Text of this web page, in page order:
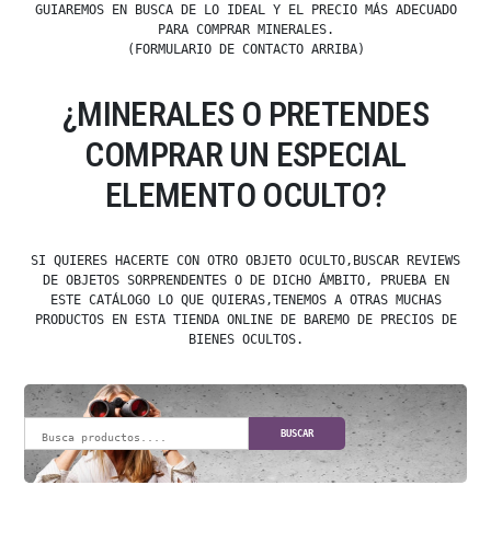
GUIAREMOS EN BUSCA DE LO IDEAL Y EL PRECIO MÁS ADECUADO
PARA COMPRAR MINERALES.
(FORMULARIO DE CONTACTO ARRIBA)
¿MINERALES O PRETENDES
COMPRAR UN ESPECIAL
ELEMENTO OCULTO?
SI QUIERES HACERTE CON OTRO OBJETO OCULTO,BUSCAR REVIEWS
DE OBJETOS SORPRENDENTES O DE DICHO ÁMBITO, PRUEBA EN
ESTE CATÁLOGO LO QUE QUIERAS,TENEMOS A OTRAS MUCHAS
PRODUCTOS EN ESTA TIENDA ONLINE DE BAREMO DE PRECIOS DE
BIENES OCULTOS.
BUSCAR